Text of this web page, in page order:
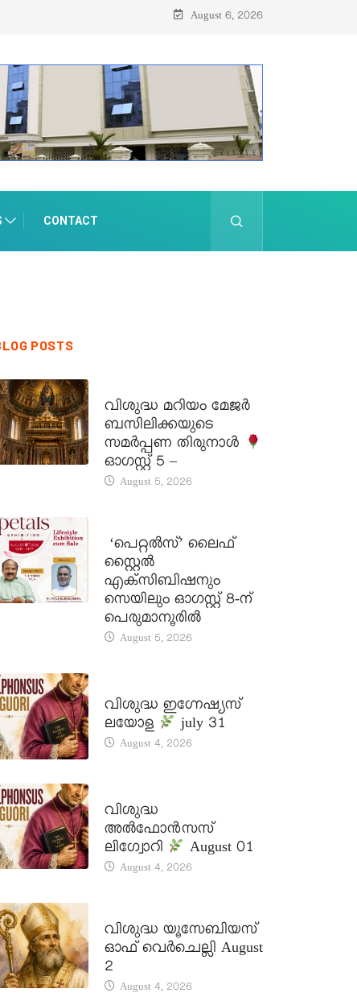
August 6, 2026
CONTACT
POSTS
വിശുദ്ധ മറിയം മേജർ
ബസിലിക്കയുടെ
സമർപ്പണ തിരുനാൾ
ഓഗസ്റ്റ് 5 –
August 5, 2026
‘പെറ്റൽസ്’ ലൈഫ്
സ്റ്റൈൽ
എക്സിബിഷനും
സെയിലും ഓഗസ്റ്റ് 8-ന്
പെരുമാനൂരിൽ
August 5, 2026
വിശുദ്ധ ഇഗ്നേഷ്യസ്
ലയോള
july 31
August 4, 2026
വിശുദ്ധ
അൽഫോൻസസ്
ലിഗ്വോറി
August 01
August 4, 2026
വിശുദ്ധ യൂസേബിയസ്
ഓഫ് വെർചെല്ലി August
2
August 4, 2026